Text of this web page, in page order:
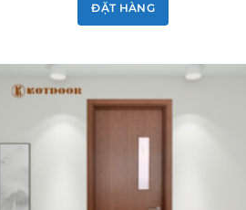
ĐẶT HÀNG